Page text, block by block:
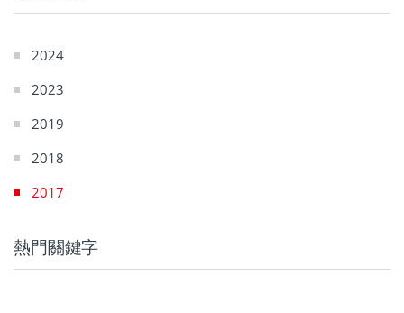
2024
2023
2019
2018
2017
熱門關鍵字